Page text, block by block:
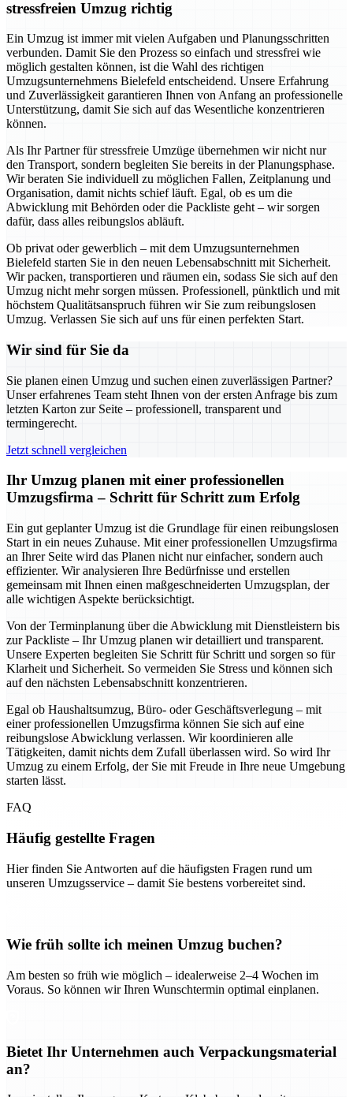
stressfreien Umzug richtig
Ein Umzug ist immer mit vielen Aufgaben und Planungsschritten
verbunden. Damit Sie den Prozess so einfach und stressfrei wie
möglich gestalten können, ist die Wahl des richtigen
Umzugsunternehmens Bielefeld entscheidend. Unsere Erfahrung
und Zuverlässigkeit garantieren Ihnen von Anfang an professionelle
Unterstützung, damit Sie sich auf das Wesentliche konzentrieren
können.
Als Ihr Partner für stressfreie Umzüge übernehmen wir nicht nur
den Transport, sondern begleiten Sie bereits in der Planungsphase.
Wir beraten Sie individuell zu möglichen Fallen, Zeitplanung und
Organisation, damit nichts schief läuft. Egal, ob es um die
Abwicklung mit Behörden oder die Packliste geht – wir sorgen
dafür, dass alles reibungslos abläuft.
Ob privat oder gewerblich – mit dem Umzugsunternehmen
Bielefeld starten Sie in den neuen Lebensabschnitt mit Sicherheit.
Wir packen, transportieren und räumen ein, sodass Sie sich auf den
Umzug nicht mehr sorgen müssen. Professionell, pünktlich und mit
höchstem Qualitätsanspruch führen wir Sie zum reibungslosen
Umzug. Verlassen Sie sich auf uns für einen perfekten Start.
Wir sind für Sie da
Sie planen einen Umzug und suchen einen zuverlässigen Partner?
Unser erfahrenes Team steht Ihnen von der ersten Anfrage bis zum
letzten Karton zur Seite – professionell, transparent und
termingerecht.
Jetzt schnell vergleichen
Ihr Umzug planen mit einer professionellen
Umzugsfirma – Schritt für Schritt zum Erfolg
Ein gut geplanter Umzug ist die Grundlage für einen reibungslosen
Start in ein neues Zuhause. Mit einer professionellen Umzugsfirma
an Ihrer Seite wird das Planen nicht nur einfacher, sondern auch
effizienter. Wir analysieren Ihre Bedürfnisse und erstellen
gemeinsam mit Ihnen einen maßgeschneiderten Umzugsplan, der
alle wichtigen Aspekte berücksichtigt.
Von der Terminplanung über die Abwicklung mit Dienstleistern bis
zur Packliste – Ihr Umzug planen wir detailliert und transparent.
Unsere Experten begleiten Sie Schritt für Schritt und sorgen so für
Klarheit und Sicherheit. So vermeiden Sie Stress und können sich
auf den nächsten Lebensabschnitt konzentrieren.
Egal ob Haushaltsumzug, Büro- oder Geschäftsverlegung – mit
einer professionellen Umzugsfirma können Sie sich auf eine
reibungslose Abwicklung verlassen. Wir koordinieren alle
Tätigkeiten, damit nichts dem Zufall überlassen wird. So wird Ihr
Umzug zu einem Erfolg, der Sie mit Freude in Ihre neue Umgebung
starten lässt.
FAQ
Häufig gestellte Fragen
Hier finden Sie Antworten auf die häufigsten Fragen rund um
unseren Umzugsservice – damit Sie bestens vorbereitet sind.
Wie früh sollte ich meinen Umzug buchen?
Am besten so früh wie möglich – idealerweise 2–4 Wochen im
Voraus. So können wir Ihren Wunschtermin optimal einplanen.
Bietet Ihr Unternehmen auch Verpackungsmaterial
an?